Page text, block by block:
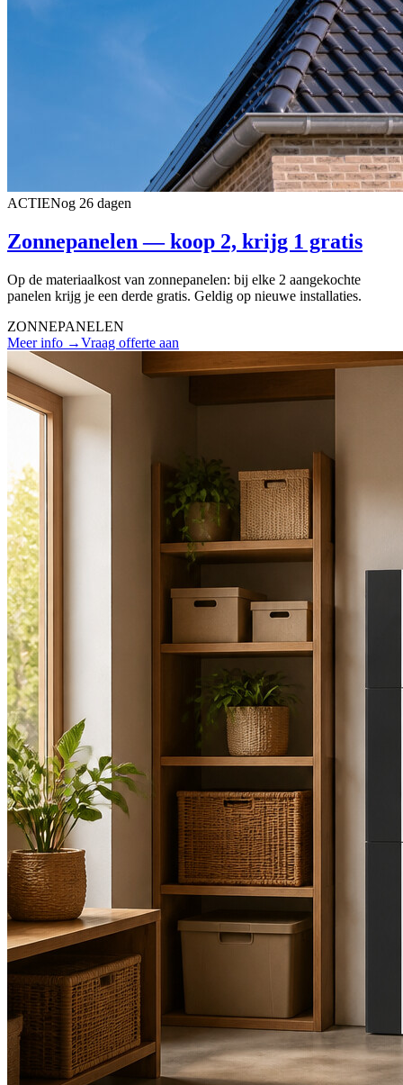
ACTIENog 26 dagen
Zonnepanelen — koop 2, krijg 1 gratis
Op de materiaalkost van zonnepanelen: bij elke 2 aangekochte
panelen krijg je een derde gratis. Geldig op nieuwe installaties.
ZONNEPANELEN
Meer info →Vraag offerte aan